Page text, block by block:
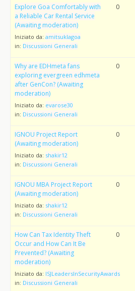
Explore Goa Comfortably with
a Reliable Car Rental Service
(Awaiting moderation)
Iniziato da: amitsuklagoa
in: Discussioni Generali
0
Why are EDHmeta fans
exploring evergreen edhmeta
after GenCon? (Awaiting
moderation)
Iniziato da: evarose30
in: Discussioni Generali
0
IGNOU Project Report
(Awaiting moderation)
Iniziato da: shakir12
in: Discussioni Generali
0
IGNOU MBA Project Report
(Awaiting moderation)
Iniziato da: shakir12
in: Discussioni Generali
0
How Can Tax Identity Theft
Occur and How Can It Be
Prevented? (Awaiting
moderation)
Iniziato da: ISJLeadersInSecurityAwards
in: Discussioni Generali
0